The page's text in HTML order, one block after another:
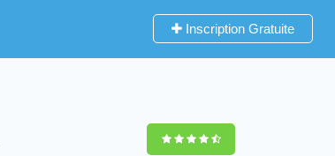
Inscription Gratuite